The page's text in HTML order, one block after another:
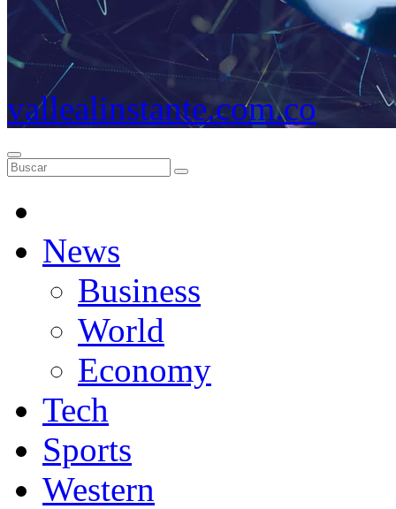
vallealinstante.com.co
News
Business
World
Economy
Tech
Sports
Western